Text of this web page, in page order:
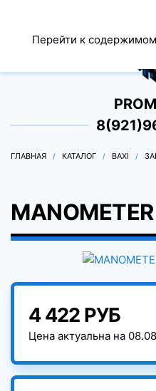
Перейти к
0
ГЛАВНАЯ КАТАЛОГ BAXI
4 422 РУБ
Цена актуальна на